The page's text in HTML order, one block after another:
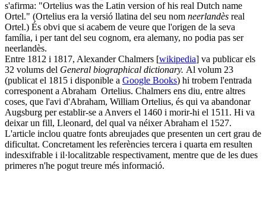
s'afirma: "Ortelius was the Latin version of his real Dutch name
Ortel." (Ortelius era la versió llatina del seu nom neerlandès real
Ortel.) És obvi que si acabem de veure que l'origen de la seva
família, i per tant del seu cognom, era alemany, no podia pas ser
neerlandès.
Entre 1812 i 1817, Alexander Chalmers [wikipedia] va publicar els
32 volums del General biographical dictionary. Al volum 23
(publicat el 1815 i disponible a Google Books) hi trobem l'entrada
corresponent a Abraham Ortelius. Chalmers ens diu, entre altres
coses, que l'avi d'Abraham, William Ortelius, és qui va abandonar
Augsburg per establir-se a Anvers el 1460 i morir-hi el 1511. Hi va
deixar un fill, Lleonard, del qual va néixer Abraham el 1527.
L'article inclou quatre fonts abreujades que presenten un cert grau de
dificultat. Concretament les referències tercera i quarta em resulten
indesxifrable i il·localitzable respectivament, mentre que de les dues
primeres n'he pogut treure més informació.